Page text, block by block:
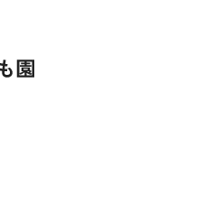
幼保連携型認定こど